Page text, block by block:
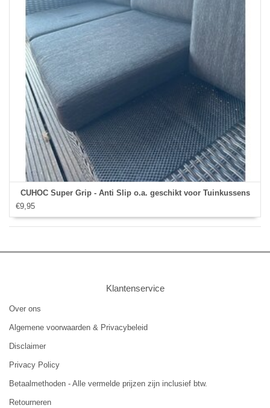
CUHOC Super Grip - Anti Slip o.a. geschikt voor Tuinkussens
€9,95
Klantenservice
Over ons
Algemene voorwaarden & Privacybeleid
Disclaimer
Privacy Policy
Betaalmethoden - Alle vermelde prijzen zijn inclusief btw.
Retourneren